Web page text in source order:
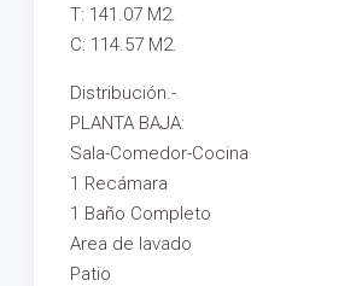
T: 141.07 M2.
C: 114.57 M2.
Distribución.-
PLANTA BAJA:
Sala-Comedor-Cocina
1 Recámara
1 Baño Completo
Area de lavado
Patio